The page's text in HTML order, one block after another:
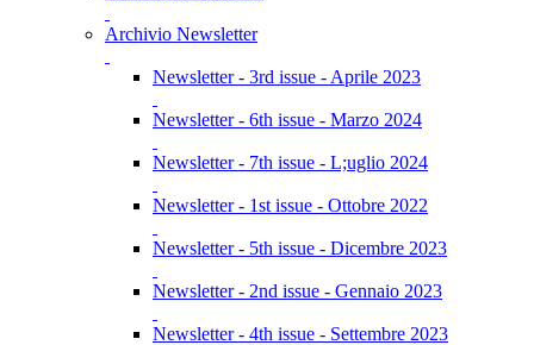
Archivio Newsletter
Newsletter - 3rd issue - Aprile 2023
Newsletter - 6th issue - Marzo 2024
Newsletter - 7th issue - L;uglio 2024
Newsletter - 1st issue - Ottobre 2022
Newsletter - 5th issue - Dicembre 2023
Newsletter - 2nd issue - Gennaio 2023
Newsletter - 4th issue - Settembre 2023